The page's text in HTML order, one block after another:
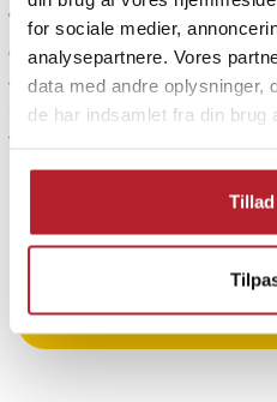
for sociale medier,
analysepartnere. Vores
data med andre oplysninger,
de har indsamlet fra din brug
ok pris. De virker, som de skal.
Oversat fra svensk• Se original
1 år siden